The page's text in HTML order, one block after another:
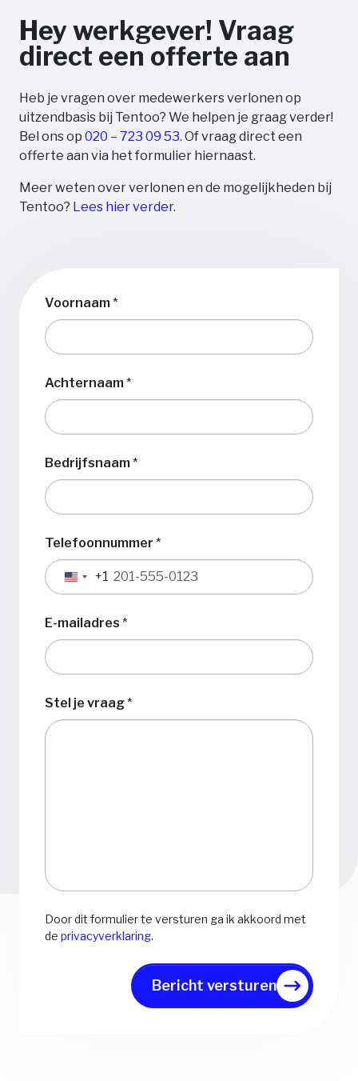
Hey werkgever! Vraag
direct een offerte aan
Heb je vragen over medewerkers verlonen op
uitzendbasis bij Tentoo? We helpen je graag verder!
Bel ons op 020 – 723 09 53. Of vraag direct een
offerte aan via het formulier hiernaast.
Meer weten over verlonen en de mogelijkheden bij
Tentoo? Lees hier verder.
Voornaam*
Achternaam*
Bedrijfsnaam*
Telefoonnummer *
Verenigde
+1
+1
E-mailadres *
Stel je vraag*
Door dit formulier te versturen ga ik akkoord met
de privacyverklaring.
Bericht versturen